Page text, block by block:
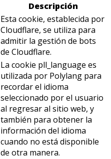
Descripción
Esta cookie, establecida por
Cloudflare, se utiliza para
admitir la gestión de bots
de Cloudflare.
La cookie pll_language es
utilizada por Polylang para
recordar el idioma
seleccionado por el usuario
al regresar al sitio web, y
también para obtener la
información del idioma
cuando no está disponible
de otra manera.